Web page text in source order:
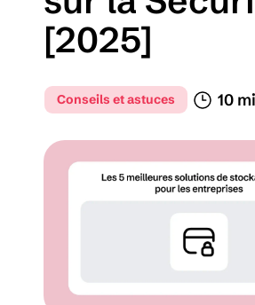
Conseils et astuces 10
[2025]